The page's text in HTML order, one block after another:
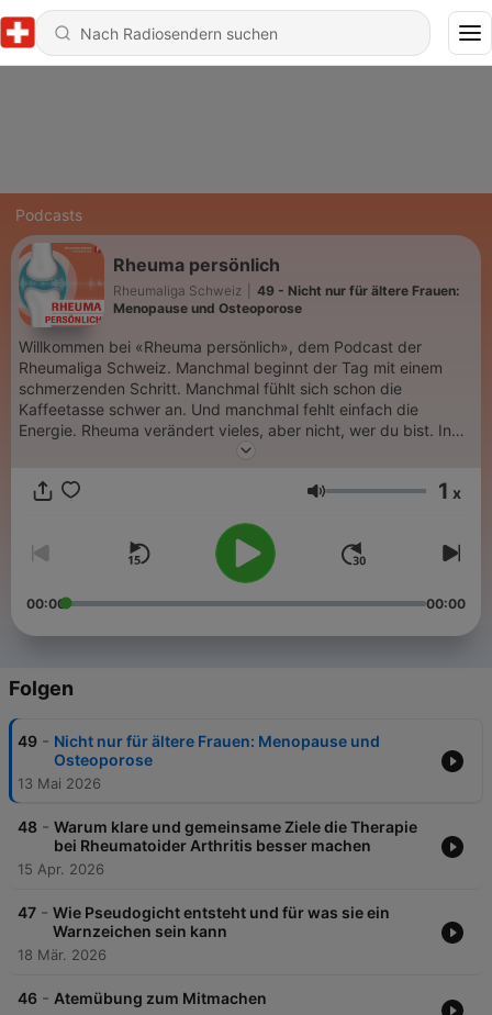
Podcasts
Rheuma persönlich
Rheumaliga Schweiz
49 - Nicht nur für ältere Frauen:
Menopause und Osteoporose
Willkommen bei «Rheuma persönlich», dem Podcast der
Rheumaliga Schweiz. Manchmal beginnt der Tag mit einem
schmerzenden Schritt. Manchmal fühlt sich schon die
Kaffeetasse schwer an. Und manchmal fehlt einfach die
Energie. Rheuma verändert vieles, aber nicht, wer du bist. In
«Rheuma persönlich» sprechen wir gemeinsam mit Betroffenen
wirklich zählt. Über Schmerzen und Therapien, über Bewegung
verständlich. Ehrlich, klar und lebensnah. Dabei geht es nicht
nur um die Krankheit, sondern vor allem um dich und deinen
Weg. Dieser Podcast begleitet, macht Mut und gibt
Gefühl, nicht allein zu sein. Für mehr Leichtigkeit im Alltag und
Lautstärke 1 x
00:00 00:00
Folgen
49 - Nicht nur für ältere Frauen: Menopause und
Osteoporose
13 Mai 2026
48 - Warum klare und gemeinsame Ziele die Therapie
bei Rheumatoider Arthritis besser machen
15 Apr. 2026
47 - Wie Pseudogicht entsteht und für was sie ein
Warnzeichen sein kann
18 Mär. 2026
46 - Atemübung zum Mitmachen